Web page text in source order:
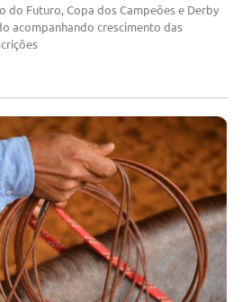
do Futuro, Copa dos Campeões e Derby
acompanhando crescimento das